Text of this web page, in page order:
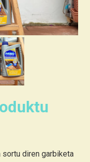
diren garbiketa